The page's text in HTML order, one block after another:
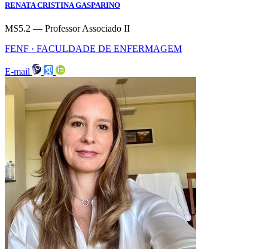
RENATA CRISTINA GASPARINO
MS5.2 — Professor Associado II
FENF · FACULDADE DE ENFERMAGEM
E-mail